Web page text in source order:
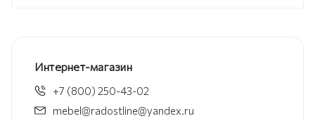
Интернет-магазин
+7 (800) 250-43-02
mebel@radostline@yandex.ru